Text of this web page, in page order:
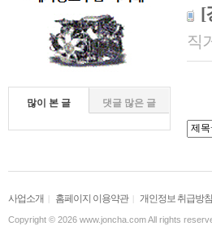
많이 본 글 댓글 많은 글
[
직
사업소개 | 홈페이지 이용약관| 개인정보 취급방침
Copyright © 2026 www.joncha.com All rights